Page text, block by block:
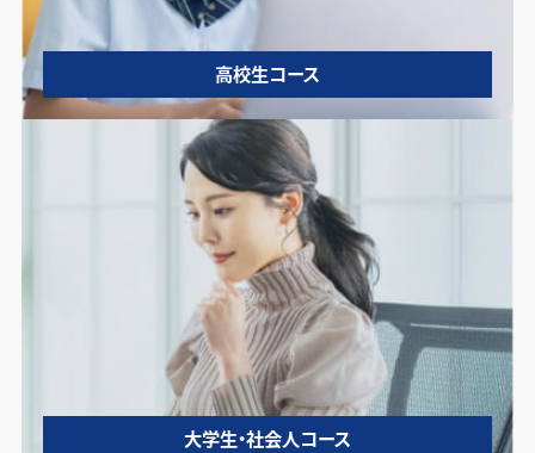
高校生コース
大学生・社会人コース